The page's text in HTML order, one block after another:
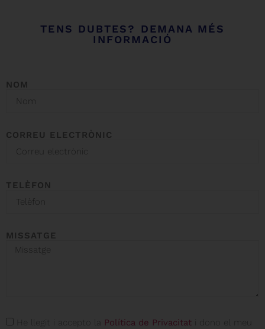
TENS DUBTES? DEMANA MÉS
INFORMACIÓ
NOM
CORREU ELECTRÒNIC
TELÈFON
MISSATGE
He llegit i accepto la Política de Privacitat